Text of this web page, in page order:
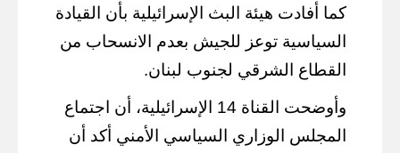
كما أفادت هيئة البث الإسرائيلية بأن القيادة
السياسية توعز للجيش بعدم الانسحاب من
القطاع الشرقي لجنوب لبنان.
وأوضحت القناة 14 الإسرائيلية، أن اجتماع
المجلس الوزاري السياسي الأمني أكد أن